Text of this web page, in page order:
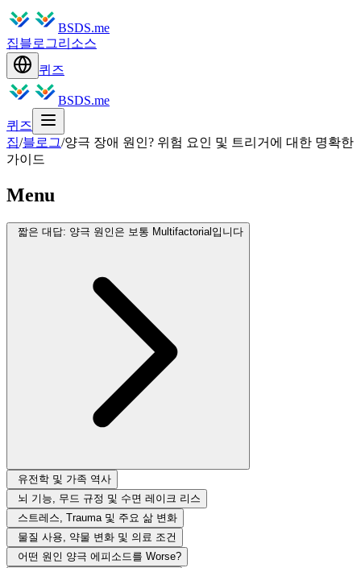
BSDS.me
집블로그리소스
퀴즈
BSDS.me
퀴즈
집/블로그/양극 장애 원인? 위험 요인 및 트리거에 대한 명확한
가이드
Menu
짧은 대답: 양극 원인은 보통 Multifactorial입니다
유전학 및 가족 역사
뇌 기능, 무드 규정 및 수면 레이크 리스
스트레스, Trauma 및 주요 삶 변화
물질 사용, 약물 변화 및 의료 조건
어떤 원인 양극 에피소드를 Worse?